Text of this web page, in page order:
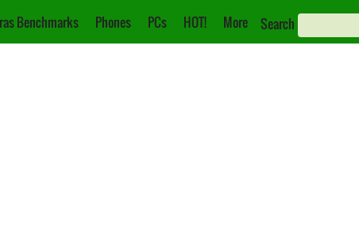
Benchmarks Phones PCs HOT! More Search